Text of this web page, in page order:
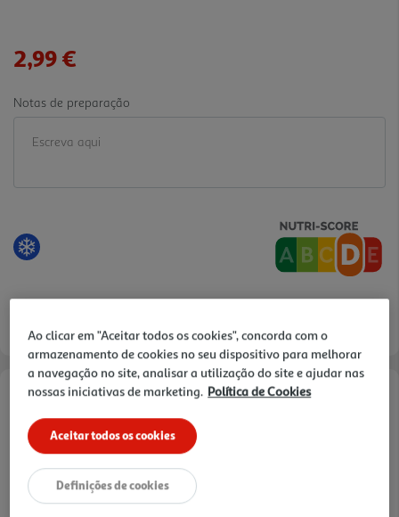
2,99 €
Notas de preparação
Uma combinação perfeita de gelado de baunilha, gelado praliné e
pedaços de avelã, tudo dentro de uma bolacha crocante!
Características
Ao clicar em "Aceitar todos os cookies", concorda com o
armazenamento de cookies no seu dispositivo para melhorar
a navegação no site, analisar a utilização do site e ajudar nas
nossas iniciativas de marketing. Política de Cookies
Aceitar todos os cookies
Definições de cookies